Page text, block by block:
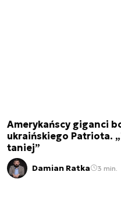
Amerykańscy giganci
ukraińskiego Patriota.
taniej”
Damian Ratka 3 min.